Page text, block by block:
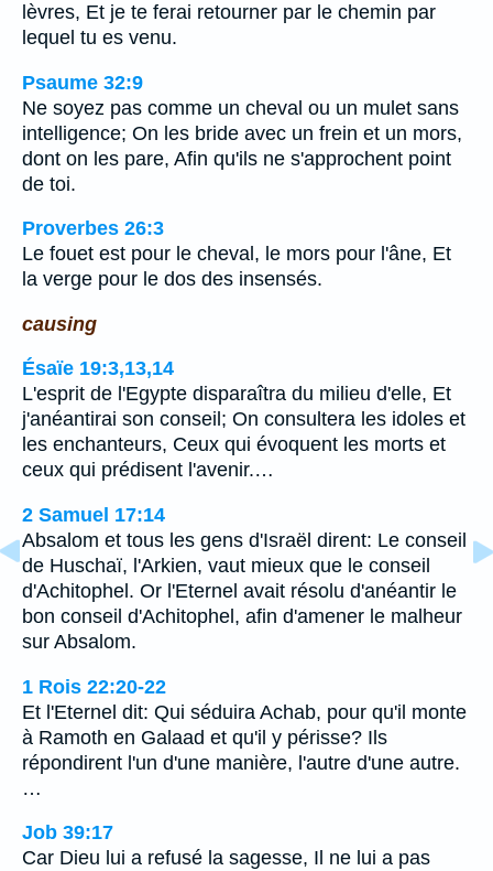
lèvres, Et je te ferai retourner par le chemin par
lequel tu es venu.
Psaume 32:9
Ne soyez pas comme un cheval ou un mulet sans
intelligence; On les bride avec un frein et un mors,
dont on les pare, Afin qu'ils ne s'approchent point
de toi.
Proverbes 26:3
Le fouet est pour le cheval, le mors pour l'âne, Et
la verge pour le dos des insensés.
causing
Ésaïe 19:3,13,14
L'esprit de l'Egypte disparaîtra du milieu d'elle, Et
j'anéantirai son conseil; On consultera les idoles et
les enchanteurs, Ceux qui évoquent les morts et
ceux qui prédisent l'avenir.…
2 Samuel 17:14
Absalom et tous les gens d'Israël dirent: Le conseil
de Huschaï, l'Arkien, vaut mieux que le conseil
d'Achitophel. Or l'Eternel avait résolu d'anéantir le
bon conseil d'Achitophel, afin d'amener le malheur
sur Absalom.
1 Rois 22:20-22
Et l'Eternel dit: Qui séduira Achab, pour qu'il monte
à Ramoth en Galaad et qu'il y périsse? Ils
répondirent l'un d'une manière, l'autre d'une autre.
…
Job 39:17
Car Dieu lui a refusé la sagesse, Il ne lui a pas